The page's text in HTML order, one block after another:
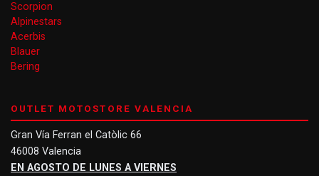
Scorpion
Alpinestars
Acerbis
Blauer
Bering
OUTLET MOTOSTORE VALENCIA
Gran Vía Ferran el Catòlic 66
46008 Valencia
EN AGOSTO DE LUNES A VIERNES